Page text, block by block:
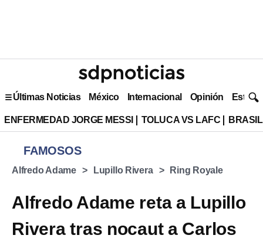
Últimas Noticias México Internacional Opinión Estilo
ENFERMEDAD JORGE MESSI TOLUCA VS LAFC
FAMOSOS
Alfredo Adame Lupillo Rivera Ring Royale
Alfredo Adame reta a Lupillo
Rivera tras nocaut a Carlos